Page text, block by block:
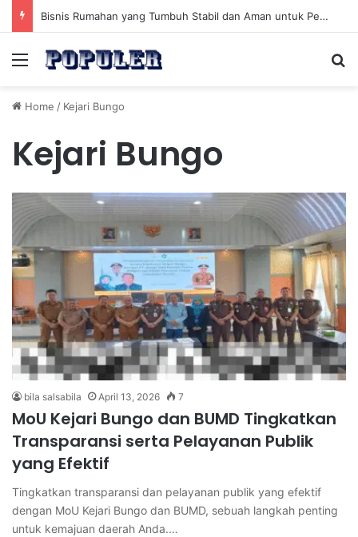
Bisnis Rumahan yang Tumbuh Stabil dan Aman untuk Pendapatan Jangka Panjang
Menu
Home / Kejari Bungo
Kejari Bungo
bila salsabila April 13, 2026 7
MoU Kejari Bungo dan BUMD Tingkatkan
Transparansi serta Pelayanan Publik
yang Efektif
Tingkatkan transparansi dan pelayanan publik yang efektif
dengan MoU Kejari Bungo dan BUMD, sebuah langkah penting
untuk kemajuan daerah Anda.…